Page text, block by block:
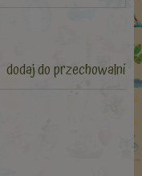
dodaj do przechowalni